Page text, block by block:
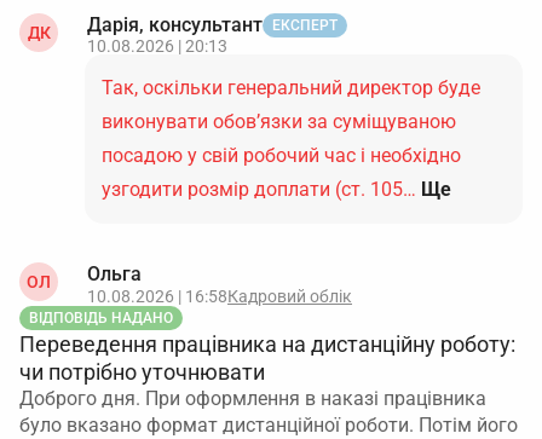
ДК Дарія, консультант ЕКСПЕРТ
10.08.2026 | 20:13
Так, оскільки генеральний директор буде
виконувати обов’язки за суміщуваною
посадою у свій робочий час і необхідно
узгодити розмір доплати (ст. 105… Ще
ОЛ Ольга
10.08.2026 | 16:58Кадровий облік
ВІДПОВІДЬ НАДАНО
Переведення працівника на дистанційну роботу:
чи потрібно уточнювати
Доброго дня. При оформлення в наказі працівника
було вказано формат дистанційної роботи. Потім його